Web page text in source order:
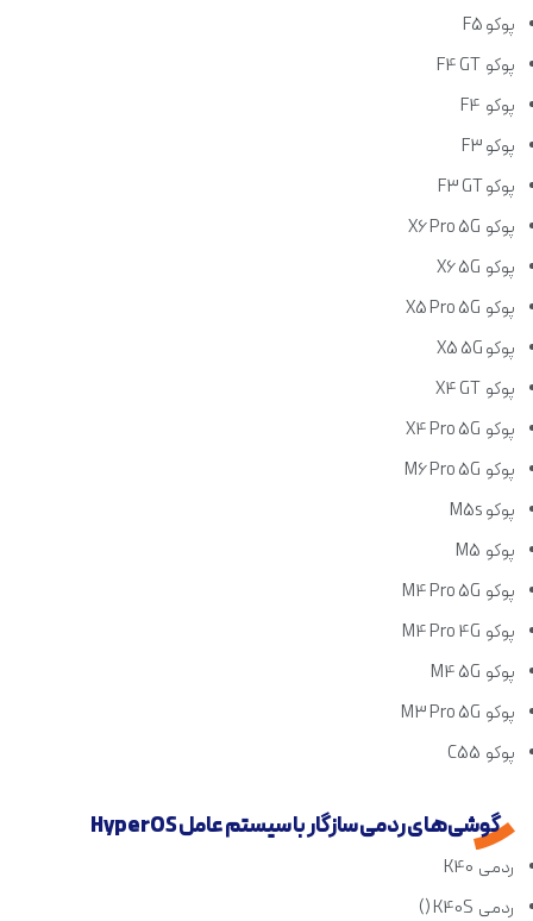
پوکو F5
پوکو F4 GT
پوکو F4
پوکو F3
پوکو F3 GT
پوکو X6 Pro 5G
پوکو X6 5G
پوکو X5 Pro 5G
پوکو X5 5G
پوکو X4 GT
پوکو X4 Pro 5G
پوکو M6 Pro 5G
پوکو M5s
پوکو M5
پوکو M4 Pro 5G
پوکو M4 Pro 4G
پوکو M4 5G
پوکو M3 Pro 5G
پوکو C55
گوشی‌های ردمی سازگار با سیستم عامل HyperOS
ردمی K40
ردمی K40S ()